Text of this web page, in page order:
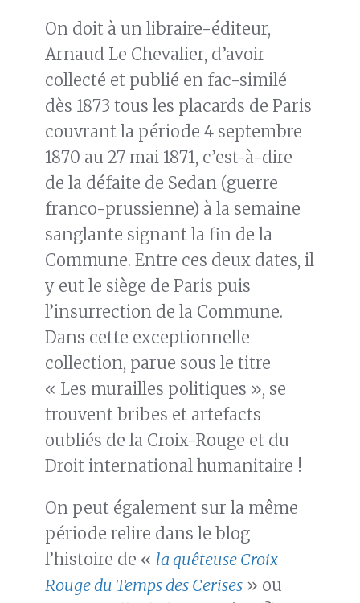
On doit à un libraire-éditeur,
Arnaud Le Chevalier, d’avoir
collecté et publié en fac-similé
dès 1873 tous les placards de Paris
couvrant la période 4 septembre
1870 au 27 mai 1871, c’est-à-dire
de la défaite de Sedan (guerre
franco-prussienne) à la semaine
sanglante signant la fin de la
Commune. Entre ces deux dates, il
y eut le siège de Paris puis
l’insurrection de la Commune.
Dans cette exceptionnelle
collection, parue sous le titre
« Les murailles politiques », se
trouvent bribes et artefacts
oubliés de la Croix-Rouge et du
Droit international humanitaire !
On peut également sur la même
période relire dans le blog
l’histoire de « la quêteuse Croix-
Rouge du Temps des Cerises » ou